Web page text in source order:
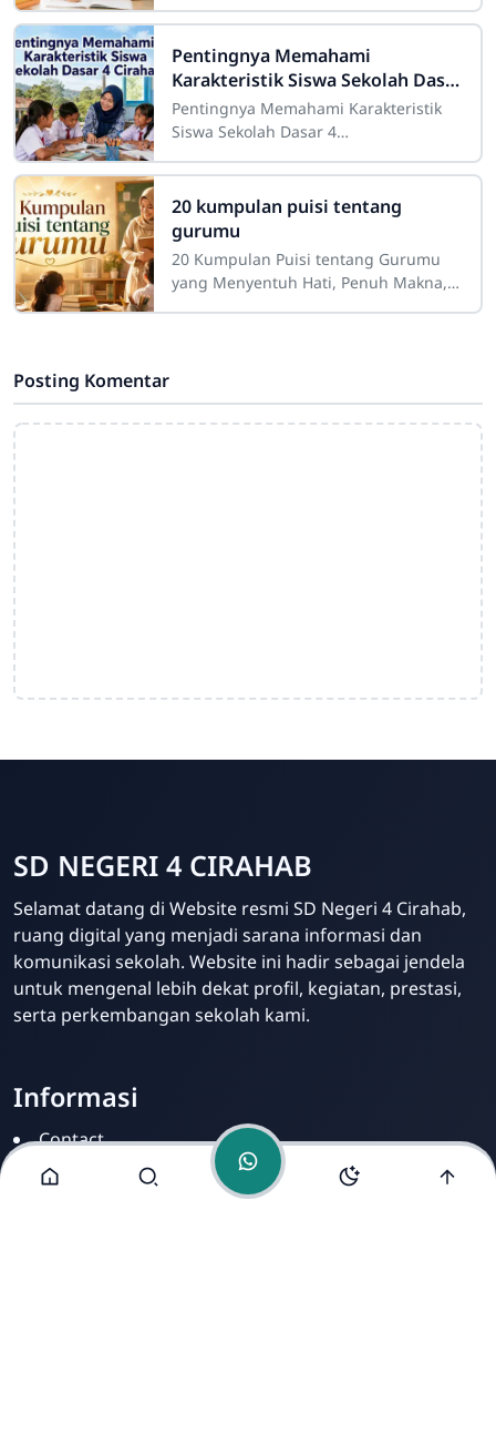
Admin
Online
komunikasi positif yang memiliki
peran besar dalam proses
Pentingnya Memahami
Karakteristik Siswa Sekolah Dasar
4 Cirahab
Pentingnya Memahami Karakteristik
Siswa Sekolah Dasar 4
merupakan salah satu bagian penting
dalam pelaksanaan
20 kumpulan puisi tentang
gurumu
20 Kumpulan Puisi tentang Gurumu
yang Menyentuh Hati, Penuh Makna,
Posting Komentar
SD NEGERI 4 CIRAHAB
Selamat datang di Website resmi SD Negeri 4 Cirahab,
ruang digital yang menjadi sarana informasi dan
komunikasi sekolah. Website ini hadir sebagai jendela
untuk mengenal lebih dekat profil, kegiatan, prestasi,
serta perkembangan sekolah kami.
Informasi
Contact
Disclamer